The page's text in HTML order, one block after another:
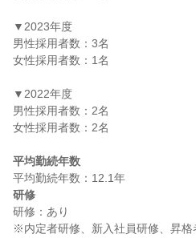
▼2023年度
男性採用者数：3名
女性採用者数：1名
▼2022年度
男性採用者数：2名
女性採用者数：2名
平均勤続年数
研修
研修：あり
※内定者研修、新入社員研修、昇格